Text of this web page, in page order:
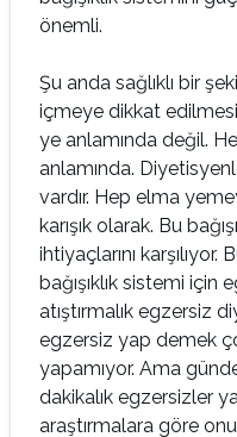
önemli.
Şu anda sağlıklı bir
içmeye dikkat
ye anlamında değil.
anlamında.
vardır. Hep elma
karışık olarak. Bu
ihtiyaçlarını
bağışıklık sistemi için
atıştırmalık egzersiz
egzersiz yap demek
yapamıyor. Ama
dakikalık egzersizler
araştırmalara göre